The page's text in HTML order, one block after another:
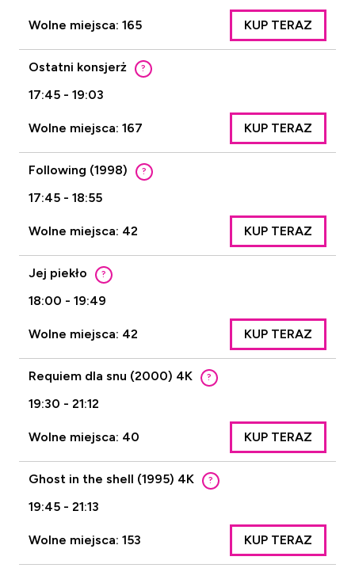
Wolne miejsca: 165 KUP TERAZ
Ostatni konsjerż ?
17:45 - 19:03
Wolne miejsca: 167 KUP TERAZ
Following (1998) ?
17:45 - 18:55
Wolne miejsca: 42 KUP TERAZ
Jej piekło ?
18:00 - 19:49
Wolne miejsca: 42 KUP TERAZ
Requiem dla snu (2000) 4K ?
19:30 - 21:12
Wolne miejsca: 40 KUP TERAZ
Ghost in the shell (1995) 4K ?
19:45 - 21:13
Wolne miejsca: 153 KUP TERAZ